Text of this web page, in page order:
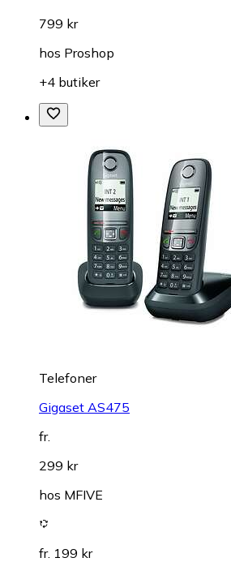
799 kr
hos Proshop
+4 butiker
Telefoner
Gigaset AS475
fr.
299 kr
hos MFIVE
fr. 199 kr